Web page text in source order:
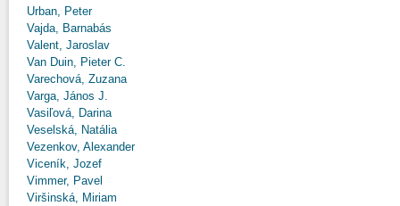
Urban, Peter
Vajda, Barnabás
Valent, Jaroslav
Van Duin, Pieter C.
Varechová, Zuzana
Varga, János J.
Vasiľová, Darina
Veselská, Natália
Vezenkov, Alexander
Viceník, Jozef
Vimmer, Pavel
Viršinská, Miriam